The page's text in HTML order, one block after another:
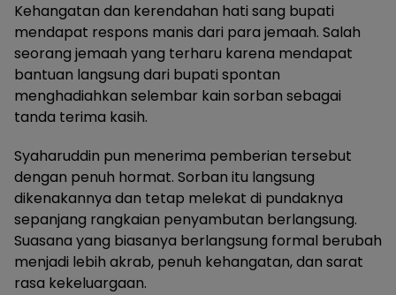
Kehangatan dan kerendahan hati sang bupati
mendapat respons manis dari para jemaah. Salah
seorang jemaah yang terharu karena mendapat
bantuan langsung dari bupati spontan
menghadiahkan selembar kain sorban sebagai
tanda terima kasih.
Syaharuddin pun menerima pemberian tersebut
dengan penuh hormat. Sorban itu langsung
dikenakannya dan tetap melekat di pundaknya
sepanjang rangkaian penyambutan berlangsung.
Suasana yang biasanya berlangsung formal berubah
menjadi lebih akrab, penuh kehangatan, dan sarat
rasa kekeluargaan.